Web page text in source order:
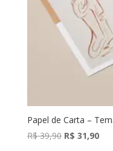
Papel de Carta –
R$39,90 O
R$ 31,90O